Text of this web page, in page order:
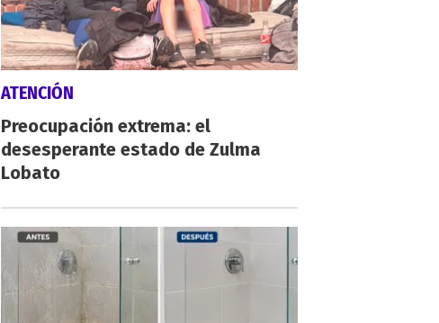
ATENCIÓN
Preocupación extrema: el
desesperante estado de Zulma
Lobato